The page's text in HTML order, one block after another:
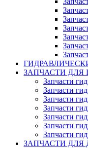
ЗАПЧАСТИ ДЛЯ
Запчасти
Запчасти
Запчасти
Запчасти
Запчасти
Запчасти
Запчасти
ЗАПЧАСТИ ДЛЯ